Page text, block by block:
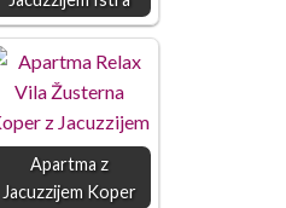
Apartma z
Jacuzzijem Koper